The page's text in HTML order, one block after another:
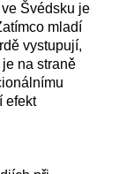
Švédsku je
mladí
vystupují,
na straně
efekt